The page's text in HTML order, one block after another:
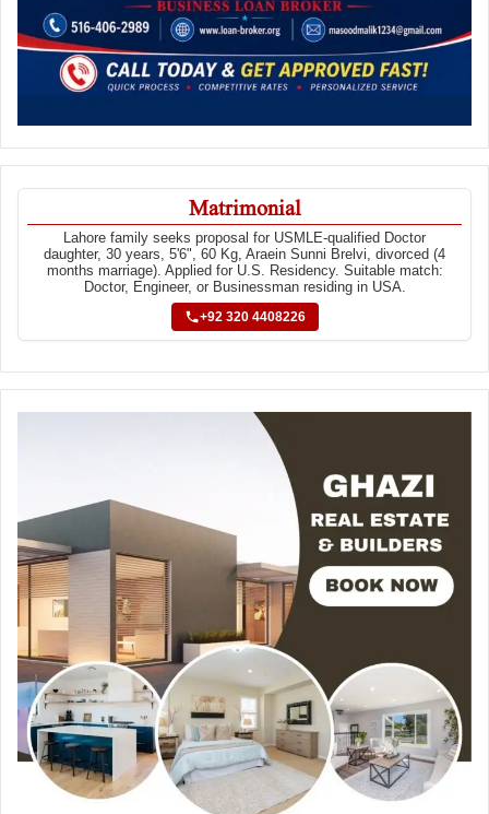
Matrimonial
Lahore family seeks proposal for USMLE-qualified Doctor
daughter, 30 years, 5'6", 60 Kg, Araein Sunni Brelvi, divorced (4
months marriage). Applied for U.S. Residency. Suitable match:
Doctor, Engineer, or Businessman residing in USA.
+92 320 4408226